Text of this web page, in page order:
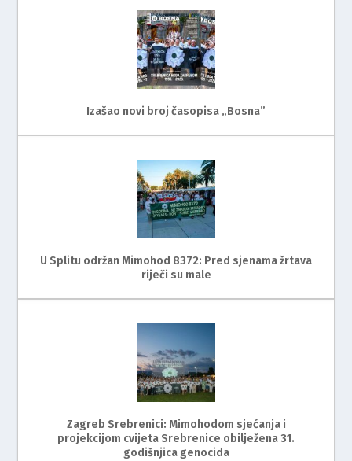
Izašao novi broj časopisa „Bosna”
U Splitu održan Mimohod 8372: Pred sjenama žrtava
riječi su male
Zagreb Srebrenici: Mimohodom sjećanja i
projekcijom cvijeta Srebrenice obilježena 31.
godišnjica genocida